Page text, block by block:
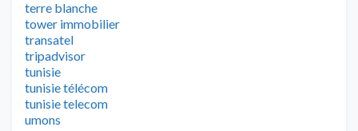
terre blanche
tower immobilier
transatel
tripadvisor
tunisie
tunisie télécom
tunisie telecom
umons